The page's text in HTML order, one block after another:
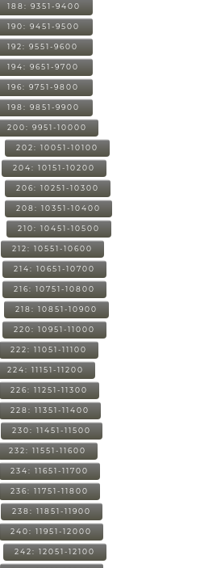
188: 9351-9400
190: 9451-9500
192: 9551-9600
194: 9651-9700
196: 9751-9800
198: 9851-9900
200: 9951-10000
202: 10051-10100
204: 10151-10200
206: 10251-10300
208: 10351-10400
210: 10451-10500
212: 10551-10600
214: 10651-10700
216: 10751-10800
218: 10851-10900
220: 10951-11000
222: 11051-11100
224: 11151-11200
226: 11251-11300
228: 11351-11400
230: 11451-11500
232: 11551-11600
234: 11651-11700
236: 11751-11800
238: 11851-11900
240: 11951-12000
242: 12051-12100